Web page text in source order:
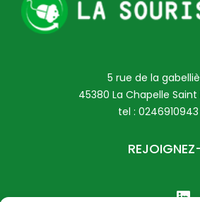
5 rue de la
45380 La Chapelle
tel : 0246910943